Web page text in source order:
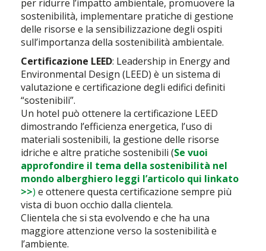
per ridurre l’impatto ambientale, promuovere la
sostenibilità, implementare pratiche di gestione
delle risorse e la sensibilizzazione degli ospiti
sull’importanza della sostenibilità ambientale.
Certificazione LEED: Leadership in Energy and
Environmental Design (LEED) è un sistema di
valutazione e certificazione degli edifici definiti
“sostenibili”.
Un hotel può ottenere la certificazione LEED
dimostrando l’efficienza energetica, l’uso di
materiali sostenibili, la gestione delle risorse
idriche e altre pratiche sostenibili (Se vuoi
approfondire il tema della sostenibilità nel
mondo alberghiero leggi l’articolo qui linkato
>>) e ottenere questa certificazione sempre più
vista di buon occhio dalla clientela.
Clientela che si sta evolvendo e che ha una
maggiore attenzione verso la sostenibilità e
l’ambiente.